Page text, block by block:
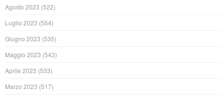
Agosto 2023 (522)
Luglio 2023 (554)
Giugno 2023 (535)
Maggio 2023 (543)
Aprile 2023 (533)
Marzo 2023 (517)